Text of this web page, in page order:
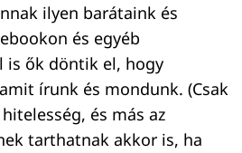
ilyen barátaink és
és egyéb
is ők döntik el, hogy
írunk és mondunk. (Csak
és más az
tarthatnak akkor is, ha